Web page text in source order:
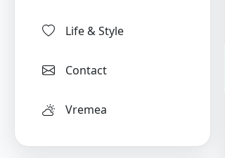
Life & Style
Contact
Vremea